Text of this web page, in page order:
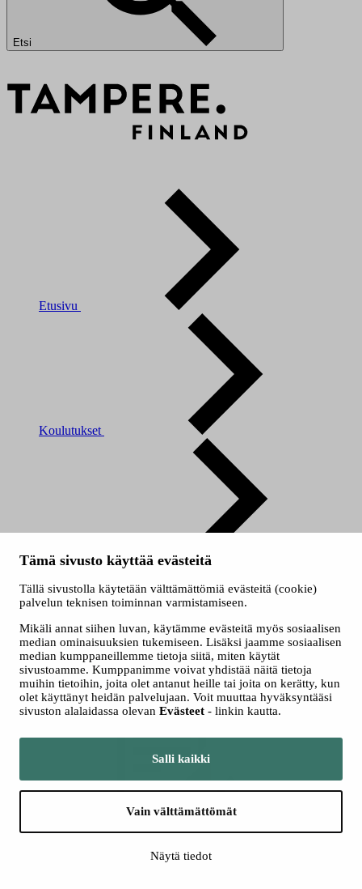
Tämä sivusto käyttää evästeitä
Tällä sivustolla käytetään välttämättömiä evästeitä (cookie)
palvelun teknisen toiminnan varmistamiseen.
Mikäli annat siihen luvan, käytämme evästeitä myös sosiaalisen
median ominaisuuksien tukemiseen. Lisäksi jaamme sosiaalisen
median kumppaneillemme tietoja siitä, miten käytät
sivustoamme. Kumppanimme voivat yhdistää näitä tietoja
muihin tietoihin, joita olet antanut heille tai joita on kerätty, kun
olet käyttänyt heidän palvelujaan. Voit muuttaa hyväksyntääsi
sivuston alalaidassa olevan Evästeet - linkin kautta.
Salli kaikki
Vain välttämättömät
Näytä tiedot
Etsi
Etusivu
Koulutukset
Perustutkinto
Yhdistelmäajoneuvonkuljettaja
Logistiikan perustutkinto
Yhdistelmäajoneuvonkuljettaja
Yhdistelmäajoneuvonkuljettaja on tavaraliikenteen ammattilainen.
Yhdistelmäajoneuvokuljettajan työ edellyttää itsenäistä
työskentelyotetta, vastuullisuutta, huolellisuutta ja täsmällisyyttä.